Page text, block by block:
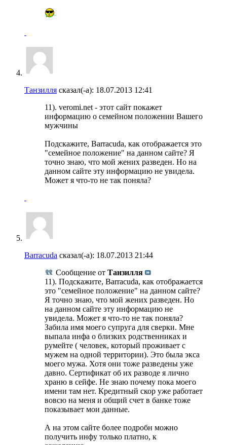
Танзилля сказал(-а): 18.07.2013 12:41
11). veromi.net - этот сайт покажет
информацию о семейном положении Вашего
мужчины
Подскажите, Barracuda, как отображается это
"семейное положение" на данном сайте? Я
точно знаю, что мой жених разведен. Но на
данном сайте эту информацию не увидела.
Может я что-то не так поняла?
Barracuda сказал(-а): 18.07.2013 21:44
Сообщение от Танзилля
11). Подскажите, Barracuda, как отображается
это "семейное положение" на данном сайте?
Я точно знаю, что мой жених разведен. Но
на данном сайте эту информацию не
увидела. Может я что-то не так поняла?
Забила имя моего супруга для сверки. Мне
выпала инфа о близких родственниках и
румейте ( человек, который проживает с
мужем на одной территории). Это была экса
моего мужа. Хотя они тоже разведены уже
давно. Сертификат об их разводе я лично
храню в сейфе. Не знаю почему пока моего
имени там нет. Кредитный скор уже работает
вовсю на меня и общий счет в банке тоже
показывает мои данные.
А на этом сайте более подробн можно
получить инфу только платно, к